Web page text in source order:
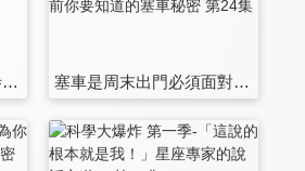
行天宮、關渡宮和龍山寺實測！下下籤其實超難抽？ 第23集 塞車是周末出門必須面對的難題？爆氣前你要知道的塞車秘密 第24集